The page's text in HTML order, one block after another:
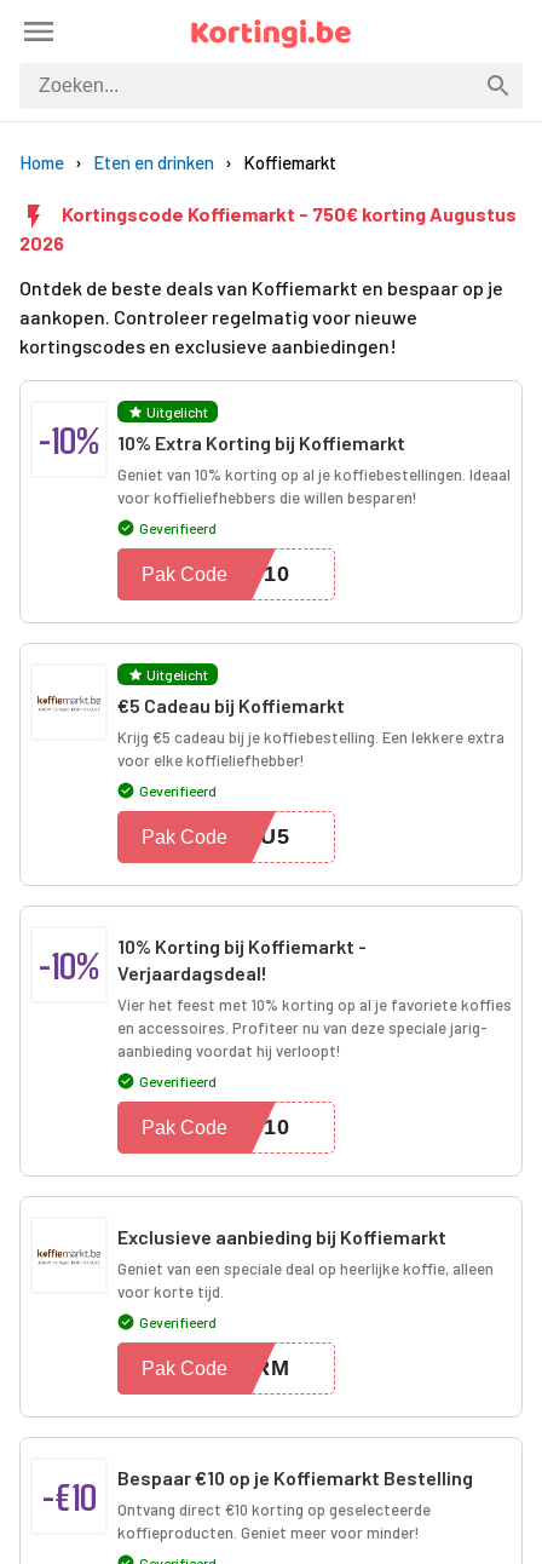
Home Eten en drinken Koffiemarkt
Kortingscode Koffiemarkt - 750€ korting Augustus
2026
Ontdek de beste deals van Koffiemarkt en bespaar op je
aankopen. Controleer regelmatig voor nieuwe
kortingscodes en exclusieve aanbiedingen!
-10%
Uitgelicht
10% Extra Korting bij Koffiemarkt
Geniet van 10% korting op al je koffiebestellingen. Ideaal
voor koffieliefhebbers die willen besparen!
Geverifieerd
US10
Pak Code
Uitgelicht
€5 Cadeau bij Koffiemarkt
Krijg €5 cadeau bij je koffiebestelling. Een lekkere extra
voor elke koffieliefhebber!
Geverifieerd
EAU5
Pak Code
-10%
10% Korting bij Koffiemarkt -
Verjaardagsdeal!
Vier het feest met 10% korting op al je favoriete koffies
en accessoires. Profiteer nu van deze speciale jarig-
aanbieding voordat hij verloopt!
Geverifieerd
IG10
Pak Code
Exclusieve aanbieding bij Koffiemarkt
Geniet van een speciale deal op heerlijke koffie, alleen
voor korte tijd.
Geverifieerd
WARM
Pak Code
-€10 Bespaar €10 op je Koffiemarkt Bestelling
Ontvang direct €10 korting op geselecteerde
koffieproducten. Geniet meer voor minder!